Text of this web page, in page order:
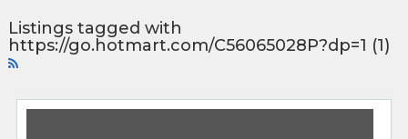
Listings tagged with
https://go.hotmart.com/C56065028P?dp=1 (1)